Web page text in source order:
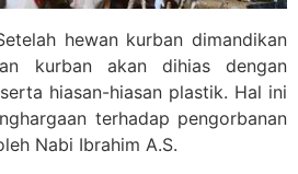
hewan kurban dimandikan
kurban akan dihias dengan
hiasan-hiasan plastik. Hal ini
terhadap pengorbanan
Nabi Ibrahim A.S.